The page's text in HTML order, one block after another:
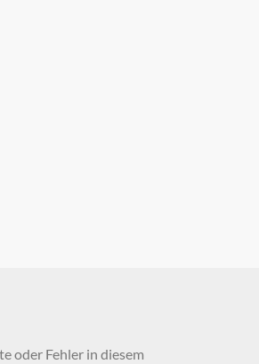
oder Fehler in diesem